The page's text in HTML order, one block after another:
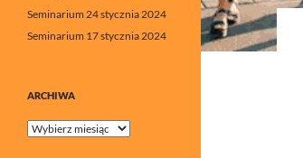
Seminarium 24 stycznia 2024
Seminarium 17 stycznia 2024
ARCHIWA
Archiwa